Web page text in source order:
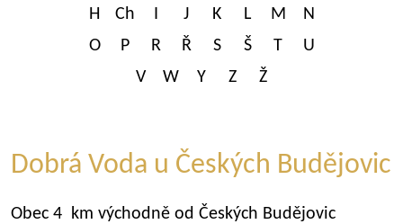
H
Ch I J K L M
N
O
P R Ř S Š T
U
V
W Y Z Ž
Dobrá Voda u Českých Budějovic
Obec 4 km východně od Českých Budějovic